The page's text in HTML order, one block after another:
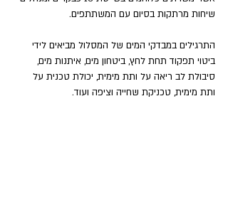
שיחות מרתקות בסיום עם המשתתפים.
התרגילים במבדקי המים של המסלול מביאים לידי
ביטוי תפקוד תחת לחץ, ביטחון מים, איתנות מים,
סיבולת לב ריאה על ותת מימית, יכולת טכנית על
ותת מימית, טכניקת שחייה וציפה ועוד.